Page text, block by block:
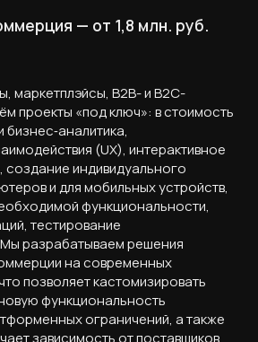
— от 1,8 млн. руб.
маркетплэйсы, B2B- и B2C-
проекты «под ключ»: в стоимость
бизнес‑аналитика,
(UX), интерактивное
создание индивидуального
и для мобильных устройств,
функциональности,
тестирование
разрабатываем решения
на современных
позволяет кастомизировать
функциональность
ограничений, а также
зависимость от поставщиков